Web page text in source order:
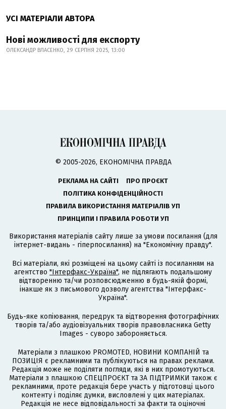
УСІ МАТЕРІАЛИ АВТОРА
Нові можливості для експорту
ОЛЕКСАНДР ВЛАСЕНКО, 29 СЕРПНЯ 2025, 13:00
© 2005-2026, ЕКОНОМІЧНА ПРАВДА
РЕКЛАМА НА САЙТІ
ПРО ПРОЄКТ
ПОЛІТИКА КОНФІДЕНЦІЙНОСТІ
ПРАВИЛА ВИКОРИСТАННЯ МАТЕРІАЛІВ УП
ПРИНЦИПИ І ПРАВИЛА РОБОТИ УП
Використання матеріалів сайту лише за умови посилання (для
інтернет-видань - гіперпосилання) на "Економічну правду".
Всі матеріали, які розміщені на цьому сайті із посиланням на
агентство "Інтерфакс-Україна", не підлягають подальшому
відтворенню та/чи розповсюдженню в будь-якій формі,
інакше як з письмового дозволу агентства "Інтерфакс-
Україна".
Будь-яке копіювання, передрук та відтворення фотографічних
творів та/або аудіовізуальних творів правовласника Getty
Images - суворо забороняється.
Матеріали з плашкою PROMOTED, НОВИНИ КОМПАНІЙ та
ПОЗИЦІЯ є рекламними та публікуються на правах реклами.
Редакція може не поділяти погляди, які в них промотуються.
Матеріали з плашкою СПЕЦПРОЄКТ та ЗА ПІДТРИМКИ також є
рекламними, проте редакція бере участь у підготовці цього
контенту і поділяє думки, висловлені у цих матеріалах.
Редакція не несе відповідальності за факти та оціночні